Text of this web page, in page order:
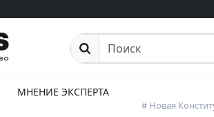
Поиск
МНЕНИЕ ЭКСПЕРТА
# Новая